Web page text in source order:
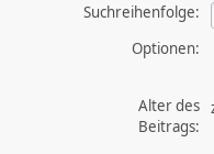
Suchreihenfolge:
Optionen:
Alter des
Beitrags: